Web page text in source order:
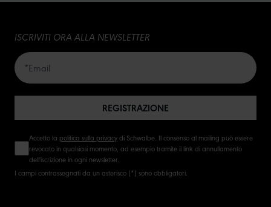
20
ISCRIVITI ORA ALLA NEWSLETTER
REGISTRAZIONE
Accetto la politica sulla privacydi Schwalbe. Il consenso al mailing può essere
revocato in qualsiasi momento, ad esempio tramite il link di annullamento
dell'iscrizione in ogni newsletter.
I campi contrassegnati da un asterisco (*) sono obbligatori.